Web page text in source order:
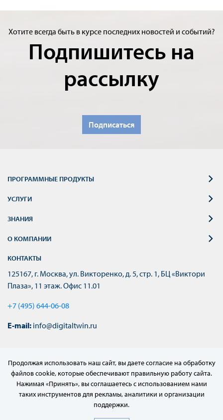
Хотите всегда быть в курсе последних новостей и событий?
Подпишитесь на
рассылку
Подписаться
ПРОГРАММНЫЕ ПРОДУКТЫ
УСЛУГИ
ЗНАНИЯ
О КОМПАНИИ
КОНТАКТЫ
125167, г. Москва, ул. Викторенко, д. 5, стр. 1, БЦ «Виктори
Плаза», 11 этаж. Офис 11.01
+7 (495) 644-06-08
E-mail: info@digitaltwin.ru
Продолжая использовать наш сайт, вы даете согласие на обработку
файлов cookie, которые обеспечивают правильную работу сайта.
Нажимая «Принять», вы соглашаетесь с использованием нами
таких инструментов для рекламы, аналитики и организации
поддержки.